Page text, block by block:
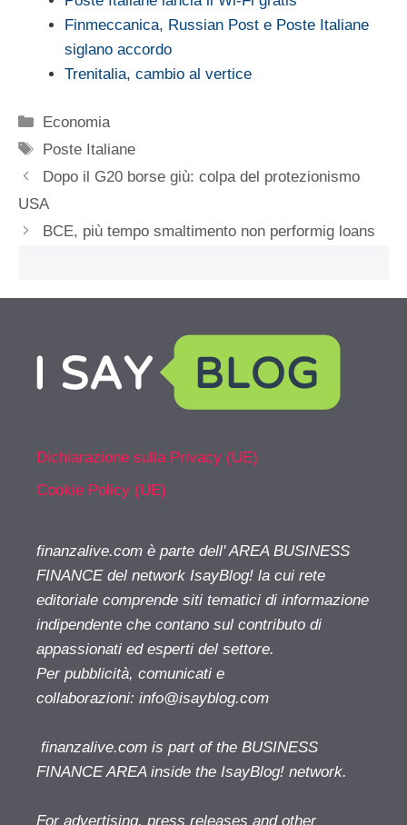
Finmeccanica, Russian Post e Poste Italiane
siglano accordo
Trenitalia, cambio al vertice
Categorie
Economia
Tag
Poste Italiane
Dopo il G20 borse giù: colpa del protezionismo
USA
BCE, più tempo smaltimento non performig loans
Dichiarazione sulla Privacy (UE)
Cookie Policy (UE)
finanzalive.com è parte dell' AREA BUSINESS
FINANCE del network IsayBlog! la cui rete
editoriale comprende siti tematici di informazione
indipendente che contano sul contributo di
appassionati ed esperti del settore.
Per pubblicità, comunicati e
collaborazioni: info@isayblog.com
finanzalive.com is part of the BUSINESS
FINANCE AREA inside the IsayBlog! network.
For advertising, press releases and other